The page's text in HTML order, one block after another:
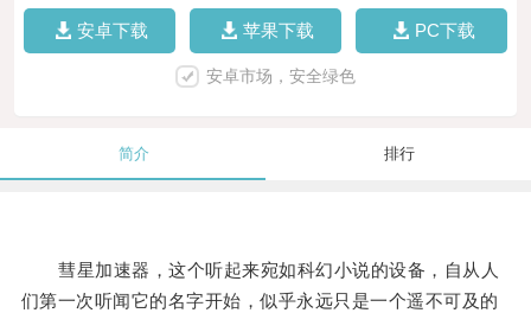
安卓下载 苹果下载 PC下载
安卓市场，安全绿色
简介 排行
彗星加速器，这个听起来宛如科幻小说的设备，自从人
们第一次听闻它的名字开始，似乎永远只是一个遥不可及的